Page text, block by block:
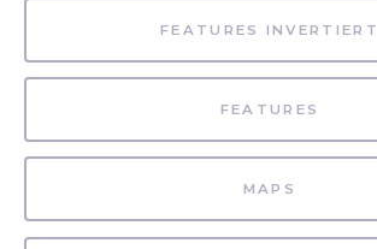
FEATURES INVERTIERT
FEATURES
MAPS